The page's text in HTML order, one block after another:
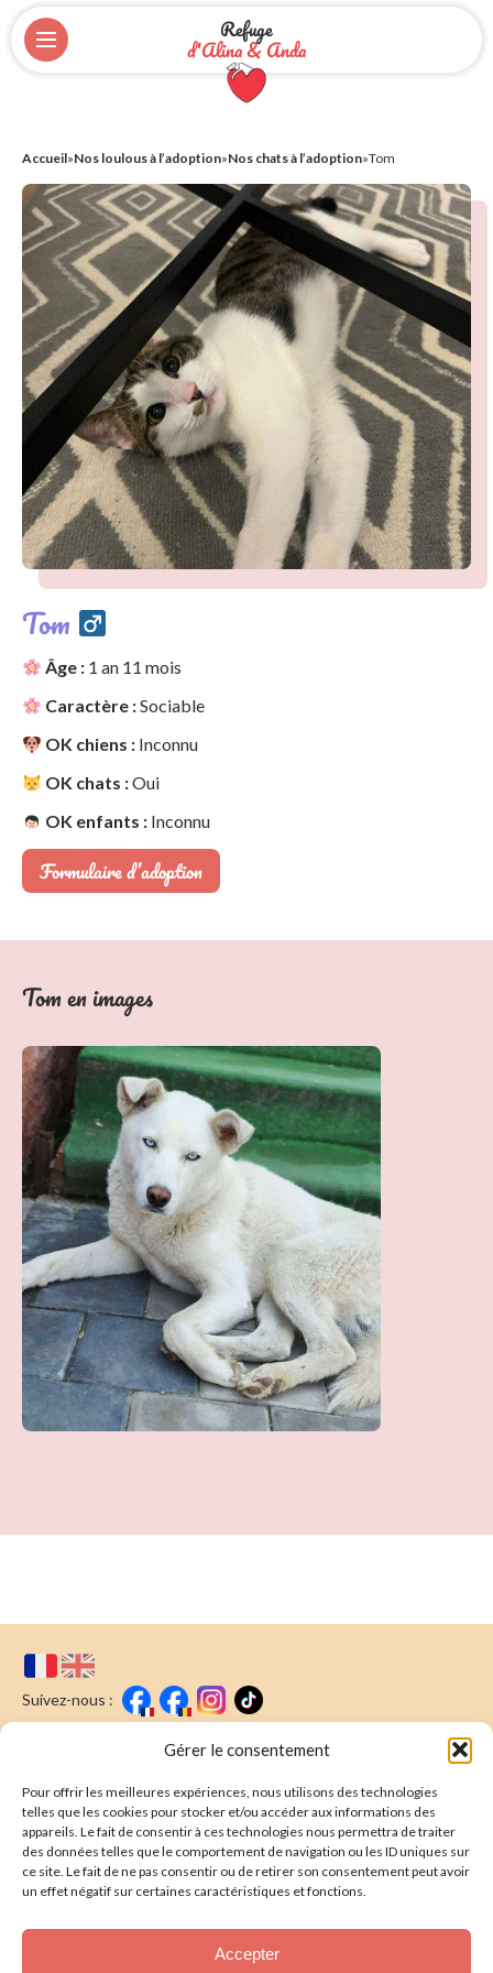
Gérer le consentement
Pour offrir les meilleures expériences, nous utilisons des technologies
telles que les cookies pour stocker et/ou accéder aux informations des
appareils. Le fait de consentir à ces technologies nous permettra de traiter
des données telles que le comportement de navigation ou les ID uniques sur
ce site. Le fait de ne pas consentir ou de retirer son consentement peut avoir
un effet négatif sur certaines caractéristiques et fonctions.
Accepter
Refuge
d'Alina & Anda
Accueil»Nos loulous à l’adoption»Nos chats à l’adoption»Tom
Tom
Âge : 1 an 11 mois
Caractère :Sociable
OK chiens : Inconnu
OK chats :Oui
OK enfants : Inconnu
Formulaire d’adoption
Tom en images
Suivez-nous :
Nous écrire
Newsletter
E-mail* : Souscrire
J'ai lu & j'accepte lapolitique de confidentalité